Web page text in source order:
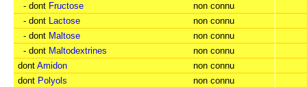
- dont Fructose
non connu
- dont Lactose
non connu
- dont Maltose
non connu
- dont Maltodextrines
non connu
dont Amidon
non connu
dont Polyols
non connu